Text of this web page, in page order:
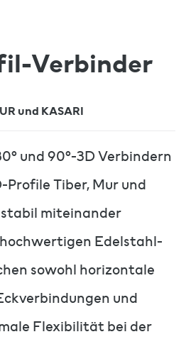
Verbinder
und KASARI
und 90°-3D Verbindern
Profile Tiber, Mur und
miteinander
Edelstahl-
sowohl horizontale
und
Flexibilität bei der